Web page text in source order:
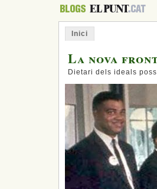
Inici
La nova
Dietari dels ideals